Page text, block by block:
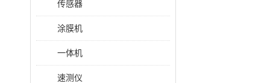
传感器
涂膜机
一体机
速测仪